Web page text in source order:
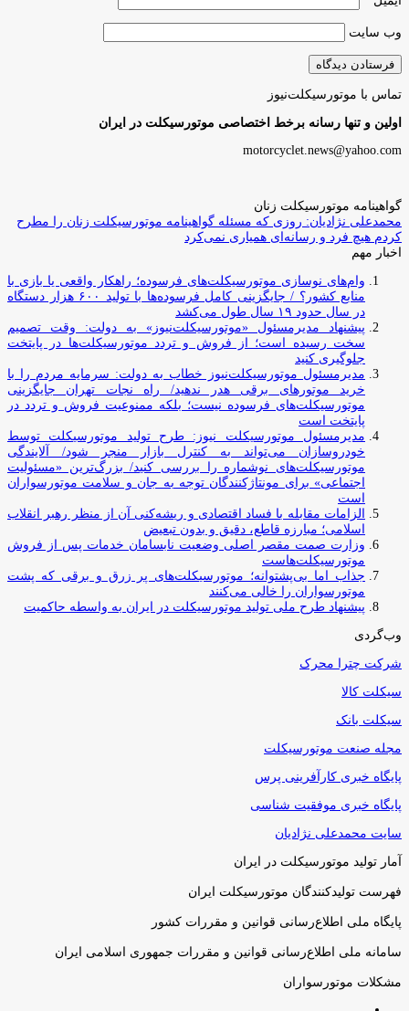
وب‌ سایت
تماس با موتورسیکلت‌نیوز
اولین و تنها رسانه برخط اختصاصی موتورسیکلت در ایران
motorcyclet.news@yahoo.com
گواهینامه موتورسیکلت زنان
محمدعلی نژادیان: روزی که مسئله گواهینامه موتورسیکلت زنان را مطرح
کردم هیچ فرد و رسانه‌ای همیاری نمی‌کرد
اخبار مهم
وام‌های نوسازی موتورسیکلت‌های فرسوده؛ راهکار واقعی یا بازی با
منابع کشور؟ / جایگزینی کامل فرسوده‌ها با تولید ۶۰۰ هزار دستگاه
در سال حدود ۱۹ سال طول می‌کشد
پیشنهاد مدیرمسئول «موتورسیکلت‌نیوز» به دولت: وقت تصمیم
سخت رسیده است؛ از فروش و تردد موتورسیکلت‌ها در پایتخت
جلوگیری کنید
مدیرمسئول موتورسیکلت‌نیوز خطاب به دولت: سرمایه مردم را با
خرید موتورهای برقی هدر ندهید/ راه نجات تهران جایگزینی
موتورسیکلت‌های فرسوده نیست؛ بلکه ممنوعیت فروش و تردد در
پایتخت است
مدیرمسئول موتورسیکلت نیوز: طرح تولید موتورسیکلت توسط
خودروسازان می‌تواند به کنترل بازار منجر شود/ آلایندگی
موتورسیکلت‌های نوشماره را بررسی کنید/ بزرگ‌ترین «مسئولیت
اجتماعی» برای مونتاژکنندگان توجه به جان و سلامت موتورسواران
است
الزامات مقابله با فساد اقتصادی و ریشه‌کنی آن از منظر رهبر انقلاب
اسلامی؛ مبارزه قاطع، دقیق و بدون تبعیض
وزارت صمت مقصر اصلی وضعیت نابسامان خدمات پس از فروش
موتورسیکلت‌هاست
جذاب اما بی‌پشتوانه؛ موتورسیکلت‌های پر زرق‌ و برقی که پشت
موتورسواران را خالی می‌کنند
پیشنهاد طرح ملی تولید موتورسیکلت در ایران به واسطه حاکمیت
وب‌گردی
شرکت چترا محرک
سیکلت کالا
سیکلت بانک
مجله صنعت موتورسیکلت
پایگاه خبری کارآفرینی پرس
پایگاه خبری موفقیت شناسی
سایت محمدعلی نژادیان
آمار تولید موتورسیکلت در ایران
فهرست تولیدکنندگان موتورسیکلت ایران
پایگاه ملی اطلاع‌رسانی قوانین و مقررات کشور
سامانه ملی اطلاع‌رسانی قوانین و مقررات جمهوری اسلامی ایران
مشکلات موتورسواران